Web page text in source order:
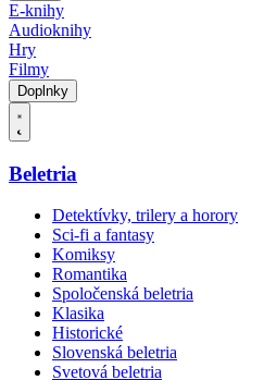
E-knihy
Audioknihy
Hry
Filmy
Doplnky
Beletria
Detektívky, trilery a horory
Sci-fi a fantasy
Komiksy
Romantika
Spoločenská beletria
Klasika
Historické
Slovenská beletria
Svetová beletria